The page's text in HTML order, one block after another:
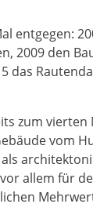
entgegen:
2009 den
das
zum vierten
vom
allem für